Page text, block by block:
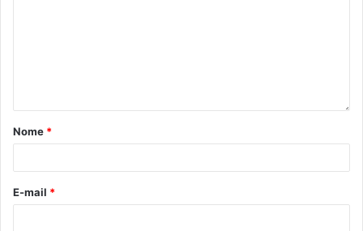
Nome *
E-mail *